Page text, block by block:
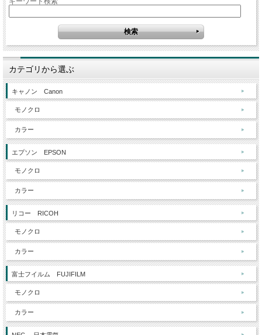
カテゴリから選ぶ
キャノン Canon
モノクロ
カラー
エプソン EPSON
モノクロ
カラー
リコー RICOH
モノクロ
カラー
富士フイルム FUJIFILM
モノクロ
カラー